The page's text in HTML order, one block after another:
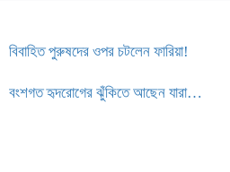
বিবাহিত পুরুষদের ওপর চটলেন ফারিয়া!
বংশগত হৃদরোগের ঝুঁকিতে আছেন যারা…